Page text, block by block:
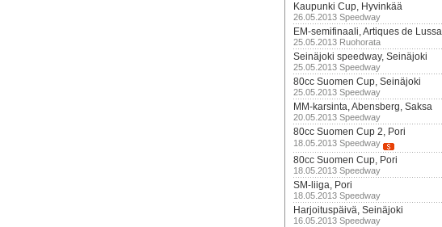
Kaupunki Cup, Hyvinkää
26.05.2013 Speedway
EM-semifinaali, Artiques de
25.05.2013 Ruohorata
Seinäjoki speedway, Seinäjoki
25.05.2013 Speedway
80cc Suomen Cup, Seinäjoki
25.05.2013 Speedway
MM-karsinta, Abensberg, Saksa
20.05.2013 Speedway
80cc Suomen Cup 2, Pori
18.05.2013 Speedway
80cc Suomen Cup, Pori
18.05.2013 Speedway
SM-liiga, Pori
18.05.2013 Speedway
Harjoituspäivä, Seinäjoki
16.05.2013 Speedway